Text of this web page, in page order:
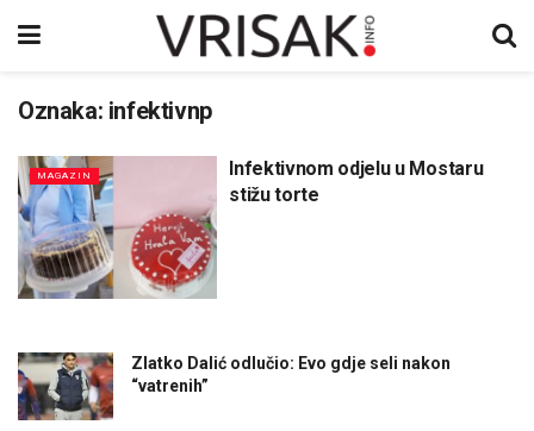
Oznaka: infektivnp
MAGAZIN
Infektivnom odjelu u Mostaru
stižu torte
Zlatko Dalić odlučio: Evo gdje seli nakon
“vatrenih”